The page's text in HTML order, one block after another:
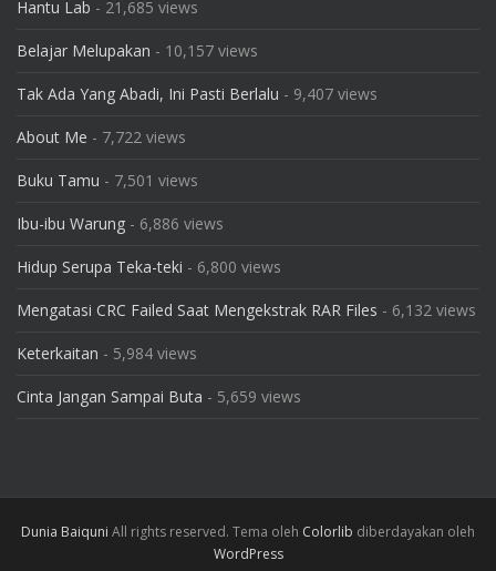
Hantu Lab - 21,685 views
Belajar Melupakan - 10,157 views
Tak Ada Yang Abadi, Ini Pasti Berlalu - 9,407 views
About Me - 7,722 views
Buku Tamu - 7,501 views
Ibu-ibu Warung - 6,886 views
Hidup Serupa Teka-teki - 6,800 views
Mengatasi CRC Failed Saat Mengekstrak RAR Files - 6,132 views
Keterkaitan - 5,984 views
Cinta Jangan Sampai Buta - 5,659 views
Dunia Baiquni All rights reserved. Tema oleh Colorlib diberdayakan oleh
WordPress